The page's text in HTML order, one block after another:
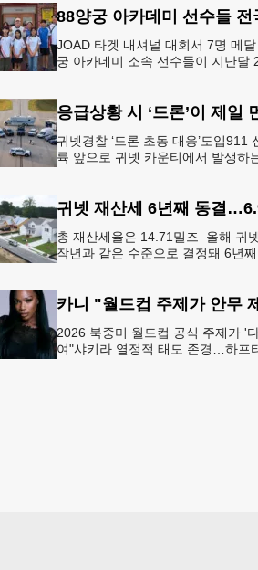
88양궁 아카데미 선수들
JOAD 타겟 내셔널 대회서 7명 메
궁 아카데미 소속 선수들이 지난달
응급상황 시 ‘드론’이 제일
귀넷경찰 ‘드론 초동 대응’도입911
륙 앞으로 귀넷 카운티에서 발생하
귀넷 재산세 6년째 동결
총 재산세율은 14.71밀즈 올해 귀
작년과 같은 수준으로 결정돼 6년째
2026 북중미 월드컵 공식 주제가 '
여"샤키라 열정적 태도 존경…하프